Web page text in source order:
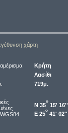
χάρτη
Κρήτη
Λασίθι
719μ.
Ν 35
o
15' 16''
Ε 25
o
41' 02''